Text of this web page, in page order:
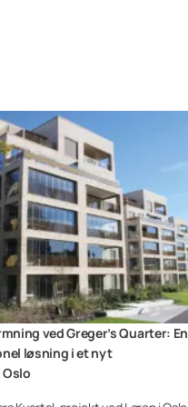
ved Greger’s Quarter: En
løsning i et nyt